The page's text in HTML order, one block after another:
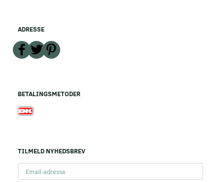
ADRESSE
BETALINGSMETODER
TILMELD NYHEDSBREV
adresse